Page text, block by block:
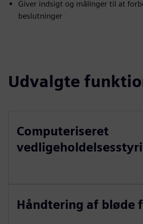
Giver indsigt og målinger til at
beslutninger
Udvalgte
Computeriseret
Håndtering af bløde